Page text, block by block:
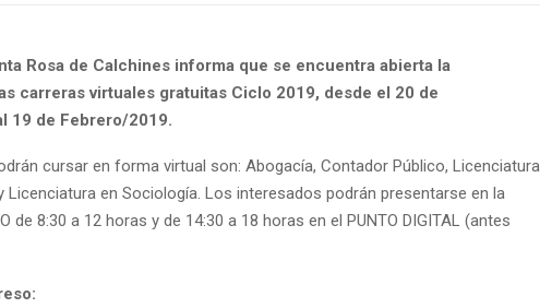
Rosa de Calchines informa que se encuentra abierta la
carreras virtuales gratuitas Ciclo 2019, desde el 20 de
19 de Febrero/2019.
cursar en forma virtual son: Abogacía, Contador Público, Licenciatura
Licenciatura en Sociología. Los interesados podrán presentarse en la
de 8:30 a 12 horas y de 14:30 a 18 horas en el PUNTO DIGITAL (antes